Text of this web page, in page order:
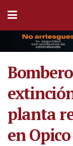
planta
en Opico